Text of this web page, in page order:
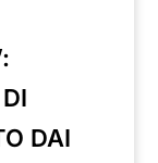
DAI